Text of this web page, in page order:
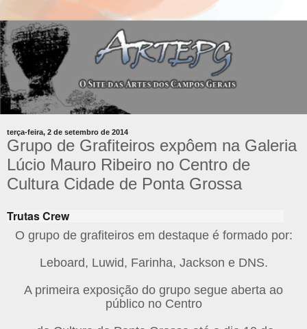
terça-feira, 2 de setembro de 2014
Grupo de Grafiteiros expôem na Galeria
Lúcio Mauro Ribeiro no Centro de
Cultura Cidade de Ponta Grossa
Trutas Crew
O grupo de grafiteiros em destaque é formado por:
Leboard, Luwid, Farinha, Jackson e DNS.
A primeira exposição do grupo segue aberta ao
público no Centro